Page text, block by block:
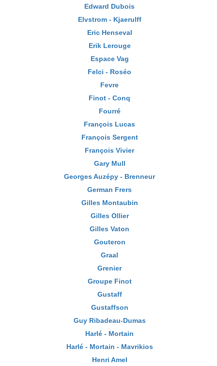
Edward Dubois
Elvstrom - Kjaerulff
Eric Henseval
Erik Lerouge
Espace Vag
Felci - Roséo
Fevre
Finot - Conq
Fourré
François Lucas
François Sergent
François Vivier
Gary Mull
Georges Auzépy - Brenneur
German Frers
Gilles Montaubin
Gilles Ollier
Gilles Vaton
Gouteron
Graal
Grenier
Groupe Finot
Gustaff
Gustaffson
Guy Ribadeau-Dumas
Harlé - Mortain
Harlé - Mortain - Mavrikios
Henri Amel